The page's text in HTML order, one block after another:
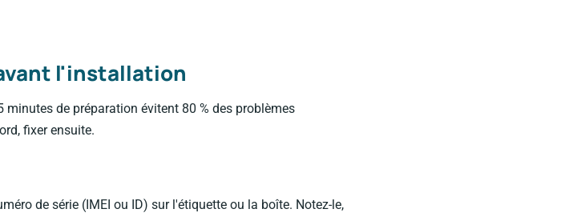
l'installation
de préparation évitent 80 % des problèmes
fixer ensuite.
de série (IMEI ou ID) sur l'étiquette ou la boîte. Notez-le,